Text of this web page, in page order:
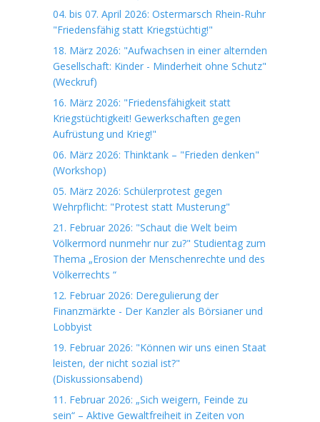
04. bis 07. April 2026: Ostermarsch Rhein-Ruhr
"Friedensfähig statt Kriegstüchtig!"
18. März 2026: "Aufwachsen in einer alternden
Gesellschaft: Kinder - Minderheit ohne Schutz"
(Weckruf)
16. März 2026: "Friedensfähigkeit statt
Kriegstüchtigkeit! Gewerkschaften gegen
Aufrüstung und Krieg!"
06. März 2026: Thinktank – "Frieden denken"
(Workshop)
05. März 2026: Schülerprotest gegen
Wehrpflicht: "Protest statt Musterung"
21. Februar 2026: "Schaut die Welt beim
Völkermord nunmehr nur zu?" Studientag zum
Thema „Erosion der Menschenrechte und des
Völkerrechts “
12. Februar 2026: Deregulierung der
Finanzmärkte - Der Kanzler als Börsianer und
Lobbyist
19. Februar 2026: "Können wir uns einen Staat
leisten, der nicht sozial ist?"
(Diskussionsabend)
11. Februar 2026: „Sich weigern, Feinde zu
sein“ – Aktive Gewaltfreiheit in Zeiten von